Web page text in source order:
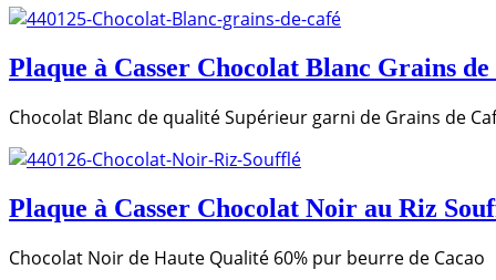
Plaque à Casser Chocolat Blanc Grains de
Chocolat Blanc de qualité Supérieur garni de Grains de
Plaque à Casser Chocolat Noir au Riz
Chocolat Noir de Haute Qualité 60% pur beurre de Cacao